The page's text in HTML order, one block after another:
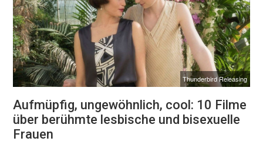
Thunderbird Releasing
Aufmüpfig, ungewöhnlich, cool: 10 Filme
über berühmte lesbische und bisexuelle
Frauen